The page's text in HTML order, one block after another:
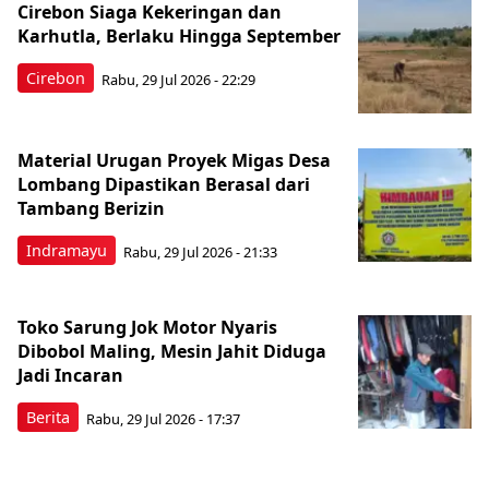
Cirebon
Cirebon Siaga Kekeringan dan
Karhutla, Berlaku Hingga September
Rabu, 29 Jul 2026 - 22:29
Indramayu
Material Urugan Proyek Migas Desa
Lombang Dipastikan Berasal dari
Tambang Berizin
Rabu, 29 Jul 2026 - 21:33
Berita
Toko Sarung Jok Motor Nyaris
Dibobol Maling, Mesin Jahit Diduga
Jadi Incaran
Rabu, 29 Jul 2026 - 17:37